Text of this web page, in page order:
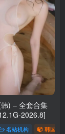
Express
) – 全套合集
2026.8]
名站机构 韩国（